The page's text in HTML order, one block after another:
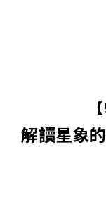
解讀星象